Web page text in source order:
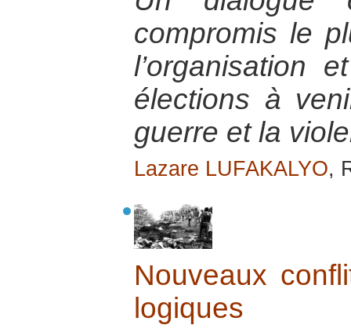
compromis le
l’organisation
élections à
guerre et la
Lazare LUFAKALYO,
Nouveaux
logiques